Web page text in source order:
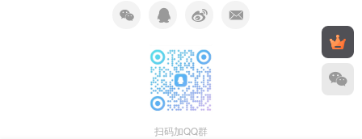
扫码加QQ群